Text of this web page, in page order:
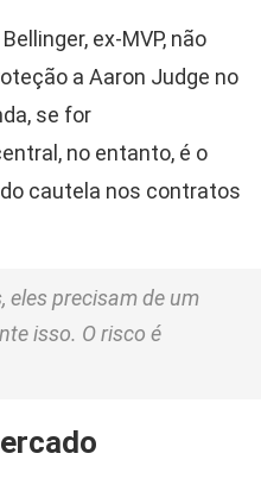
ex-MVP, não
a Aaron Judge no
se for
no entanto, é o
cautela nos contratos
eles precisam de um
isso. O risco é